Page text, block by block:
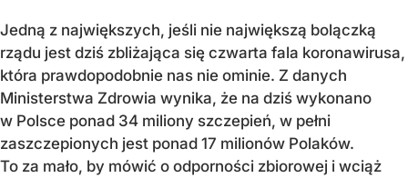
Jedną z największych, jeśli nie największą bolączką
rządu jest dziś zbliżająca się czwarta fala koronawirusa,
która prawdopodobnie nas nie ominie. Z danych
Ministerstwa Zdrowia wynika, że na dziś wykonano
w Polsce ponad 34 miliony szczepień, w pełni
zaszczepionych jest ponad 17 milionów Polaków.
To za mało, by mówić o odporności zbiorowej i wciąż